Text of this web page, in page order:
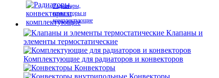
Радиаторы,
конвекторы и
комплектующие
Клапаны и
элементы термостатические
Комплектующие для радиаторов и конвекторов
Конвекторы
Конвекторы